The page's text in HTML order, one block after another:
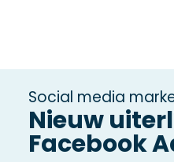
Social media
Nieuw
Facebook